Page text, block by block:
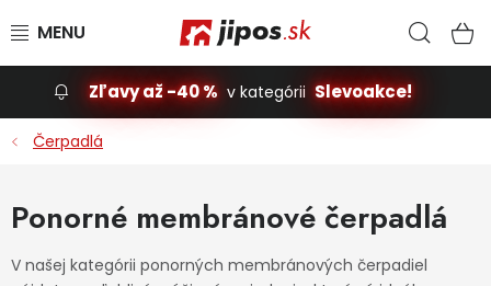
Slevoakce
Zľavy až -40 % v kategórii Slevoakce!
Čerpadlá
Ponorné membránové čerpadlá
V našej kategórii ponorných membránových čerpadiel